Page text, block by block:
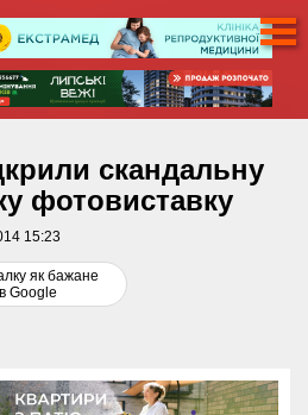
скандальну
фотовиставку
15:23
як бажане
Google